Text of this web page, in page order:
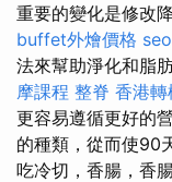
重要的變化是修改
buffet外燴價格 seo
法來幫助淨化和脂
摩課程 整脊 香港
更容易遵循更好的
的種類，從而使90
吃冷切，香腸，香